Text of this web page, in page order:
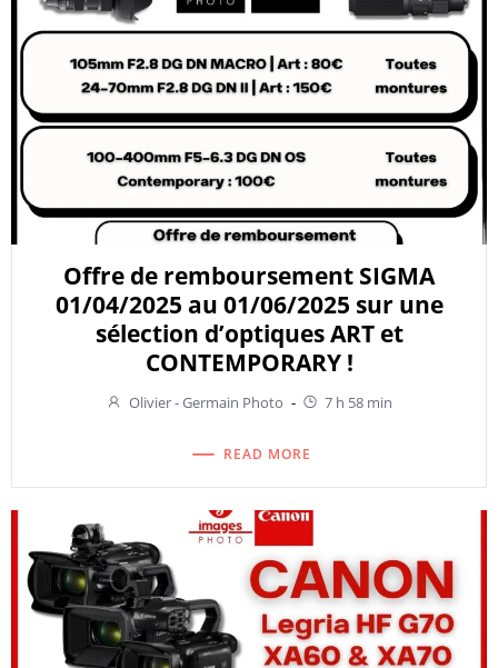
Offre de remboursement SIGMA
01/04/2025 au 01/06/2025 sur une
sélection d’optiques ART et
CONTEMPORARY !
Olivier - Germain Photo - 7 h 58 min
READ MORE